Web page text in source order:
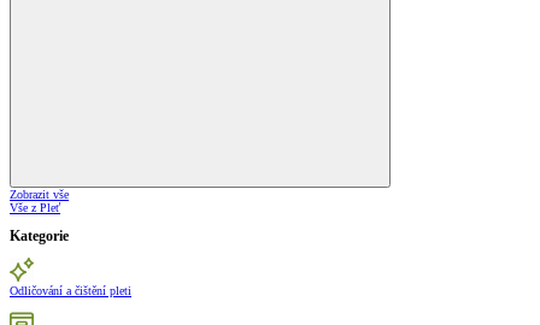
Zobrazit vše
Vše z Pleť
Kategorie
Odličování a čištění pleti